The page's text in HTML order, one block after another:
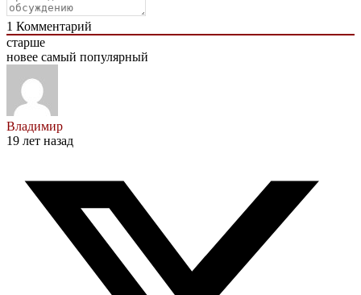
1 Комментарий
старше
новее самый популярный
Владимир
19 лет назад